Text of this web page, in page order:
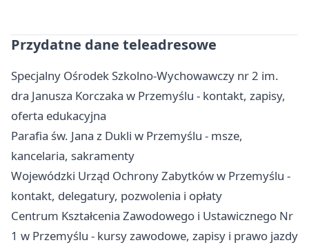
Przydatne dane teleadresowe
Specjalny Ośrodek Szkolno-Wychowawczy nr 2 im.
dra Janusza Korczaka w Przemyślu - kontakt, zapisy,
oferta edukacyjna
Parafia św. Jana z Dukli w Przemyślu - msze,
kancelaria, sakramenty
Wojewódzki Urząd Ochrony Zabytków w Przemyślu -
kontakt, delegatury, pozwolenia i opłaty
Centrum Kształcenia Zawodowego i Ustawicznego Nr
1 w Przemyślu - kursy zawodowe, zapisy i prawo jazdy